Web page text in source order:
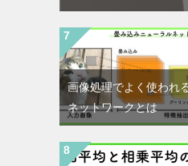
画像処理でよく使われ
ネットワークとは